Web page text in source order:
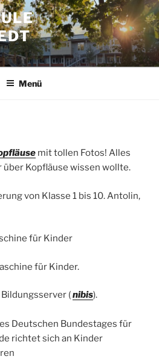
Menü
mit tollen Fotos! Alles
über Kopfläuse wissen wollte.
von Klasse 1 bis 10. Antolin,
für Kinder
für Kinder.
(nibis).
Deutschen Bundestages für
richtet sich an Kinder